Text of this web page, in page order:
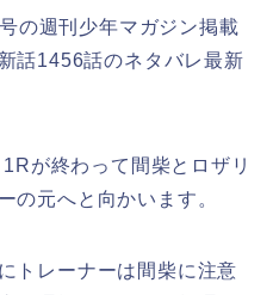
の週刊少年マガジン掲載
話1456話のネタバレ最新
が終わって間柴とロザリ
の元へと向かいます。
トレーナーは間柴に注意